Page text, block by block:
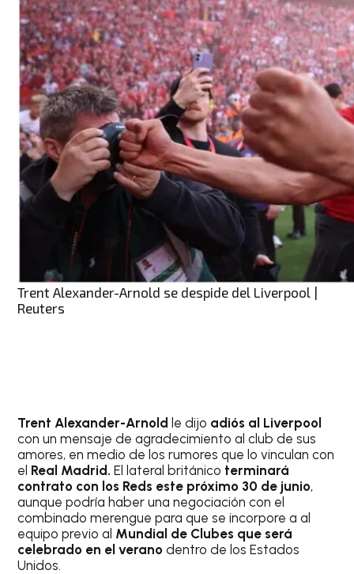
Trent Alexander-Arnold se despide del Liverpool |
Reuters
Trent Alexander-Arnold le dijo adiós al Liverpool
con un mensaje de agradecimiento al club de sus
amores, en medio de los rumores que lo vinculan con
el Real Madrid.El lateral británico terminará
contrato con los Reds este próximo 30 de junio,
aunque podría haber una negociación con el
combinado merengue para que se incorpore a al
equipo previo al Mundial de Clubes que será
celebrado en el veranodentro de los Estados
Unidos.